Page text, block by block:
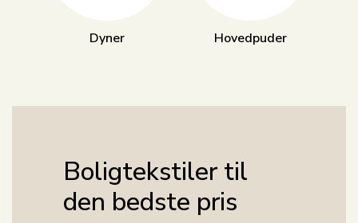
Dyner Hovedpuder
Boligtekstiler til
den bedste pris